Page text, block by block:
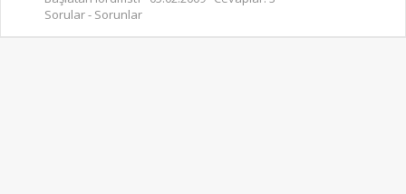
Sorular - Sorunlar